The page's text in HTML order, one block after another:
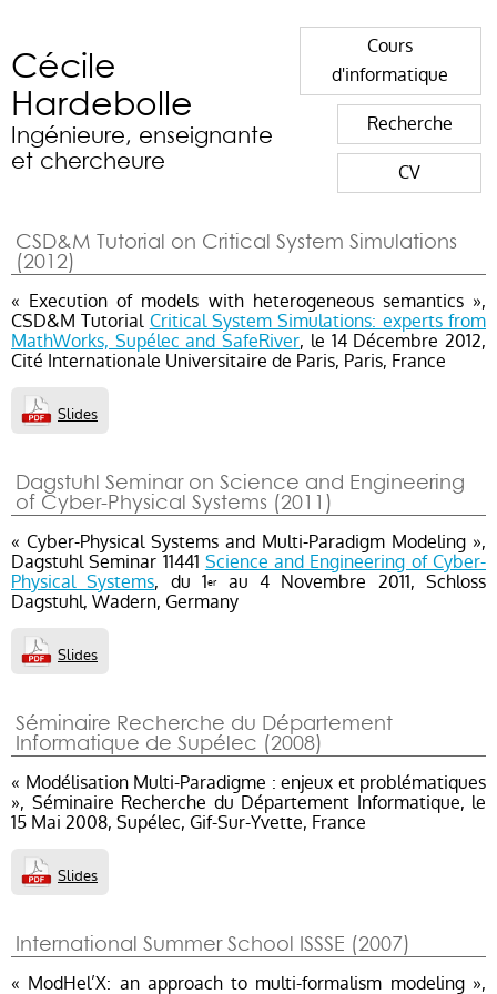
Cécile
Hardebolle
Ingénieure, enseignante
et chercheure
Cours
d'informatique
Recherche
CV
CSD&M Tutorial on Critical System Simulations
(2012)
« Execution of models with heterogeneous semantics »,
CSD&M Tutorial Critical System Simulations: experts from
MathWorks, Supélec and SafeRiver, le 14 Décembre 2012,
Cité Internationale Universitaire de Paris, Paris, France
Slides
Dagstuhl Seminar on Science and Engineering
of Cyber-Physical Systems (2011)
« Cyber-Physical Systems and Multi-Paradigm Modeling »,
Dagstuhl Seminar 11441 Science and Engineering of Cyber-
Physical Systems, du 1erau 4 Novembre 2011, Schloss
Dagstuhl, Wadern, Germany
Slides
Séminaire Recherche du Département
Informatique de Supélec (2008)
« Modélisation Multi-Paradigme : enjeux et problématiques
», Séminaire Recherche du Département Informatique, le
15 Mai 2008, Supélec, Gif-Sur-Yvette, France
Slides
International Summer School ISSSE (2007)
« ModHel’X: an approach to multi-formalism modeling »,